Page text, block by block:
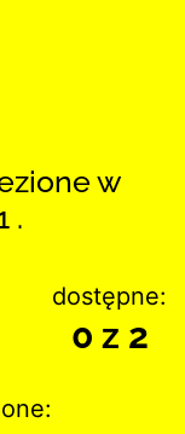
w
.
dostępne:
0 z 2